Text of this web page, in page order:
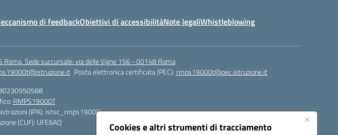
Cookies e altri strumenti di tracciamento
di feedbackObiettivi di accessibilitàNote legaliWhistleblowing
Sede succursale: via delle Vigne 156 - 00148 Roma
Posta elettronica certificata (PEC): rmps19000t@pec.istruzione.it
RMPS19000T
(IPA): istsc_rmps19000t
(CUF): UFE6AQ